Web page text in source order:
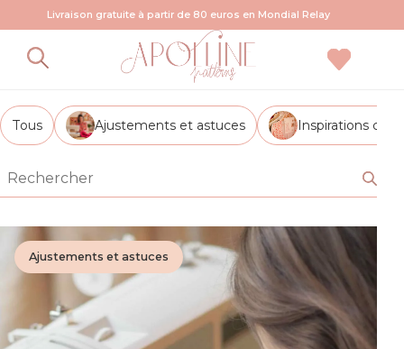
Livraison gratuite à partir de 80 euros en Mondial Relay
Débutant
Tous Ajustements et astuces Inspirations
Ajustements et astuces